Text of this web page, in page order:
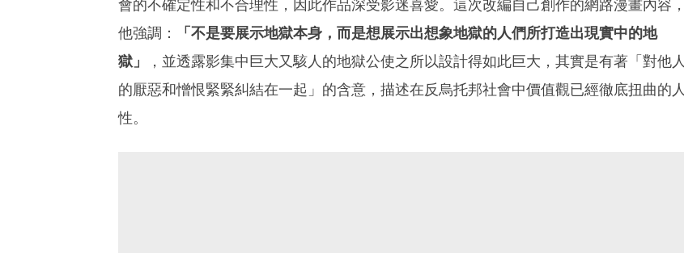
會的不確定性和不合理性，因此作品深受影迷喜愛。這次改編自己創作的網路漫畫內容，
他強調：
「不是要展示地獄本身，而是想展示出想象地獄的人們所打造出現實中的地
獄」
，並透露影集中巨大又駭人的地獄公使之所以設計得如此巨大，其實是有著「對他人
的厭惡和憎恨緊緊糾結在一起」的含意，描述在反烏托邦社會中價值觀已經徹底扭曲的人
性。